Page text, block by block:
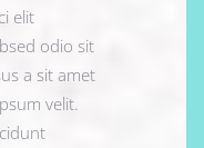
elit
odio sit
a sit amet
velit.